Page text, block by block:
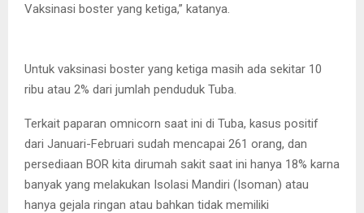
Vaksinasi boster yang ketiga,” katanya.
Untuk vaksinasi boster yang ketiga masih ada sekitar 10
ribu atau 2% dari jumlah penduduk Tuba.
Terkait paparan omnicorn saat ini di Tuba, kasus positif
dari Januari-Februari sudah mencapai 261 orang, dan
persediaan BOR kita dirumah sakit saat ini hanya 18% karna
banyak yang melakukan Isolasi Mandiri (Isoman) atau
hanya gejala ringan atau bahkan tidak memiliki